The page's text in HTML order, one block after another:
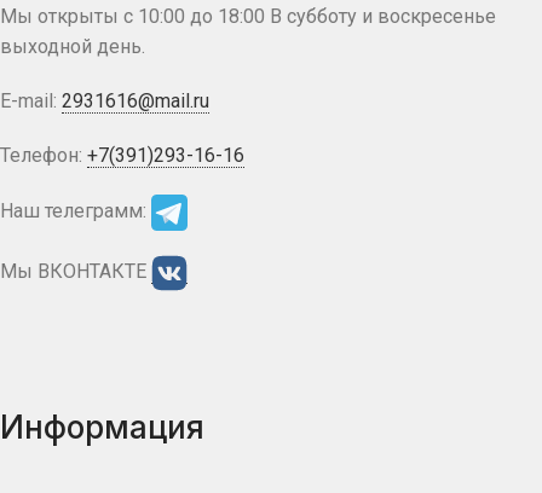
Мы открыты с 10:00 до 18:00 В субботу и воскресенье
выходной день.
E-mail: 2931616@mail.ru
Телефон: +7(391)293-16-16
Наш телеграмм:
Мы ВКОНТАКТЕ
Информация